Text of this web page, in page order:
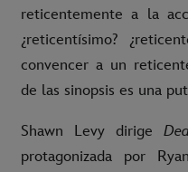
reticentemente a la
¿reticentísimo?
convencer a un
de las sinopsis es una
Shawn Levy dirige
protagonizada por